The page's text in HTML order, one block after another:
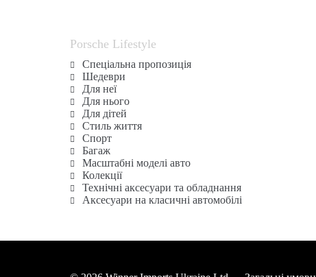
Porsche Lifestyle
Спеціальна пропозиція
Шедеври
Для неї
Для нього
Для дітей
Стиль життя
Спорт
Багаж
Масштабні моделі авто
Колекції
Технічні аксесуари та обладнання
Аксесуари на класичні автомобілі